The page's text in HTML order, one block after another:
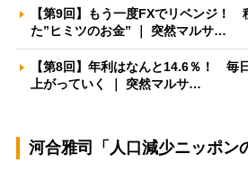
【第9回】もう一度FXでリベンジ！
た”ヒミツのお金” ｜ 突然マルサ…
【第8回】年利はなんと14.6％！ 毎
上がっていく ｜ 突然マルサ…
河合雅司「人口減少ニッポン